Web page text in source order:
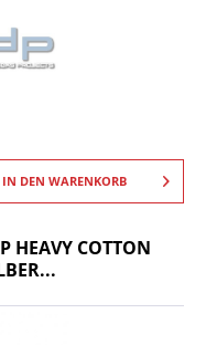
IN DEN WARENKORB
HEAVY COTTON